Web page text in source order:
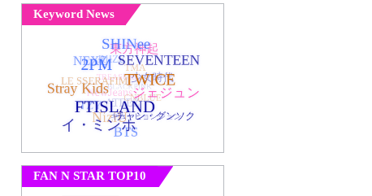
Keyword News
FAN N STAR TOP10